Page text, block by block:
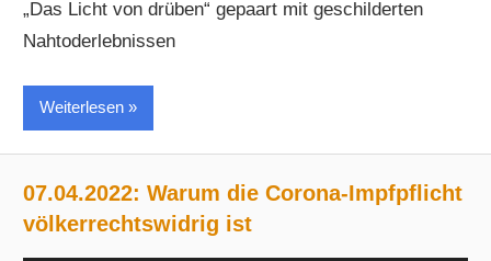
„Das Licht von drüben“ gepaart mit geschilderten
Nahtoderlebnissen
Weiterlesen
07.04.2022: Warum die Corona-Impfpflicht
völkerrechtswidrig ist